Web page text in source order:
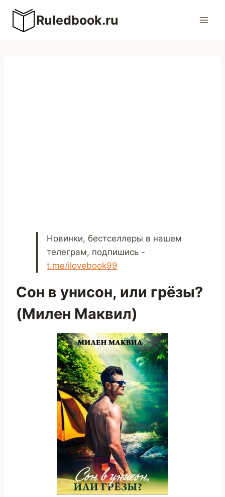
Перейти
содержимому
Ruledbook.ru
Новинки, бестселлеры в нашем
телеграм, подпишись -
t.me/ilovebook99
Сон в унисон, или грёзы?
(Милен Маквил)